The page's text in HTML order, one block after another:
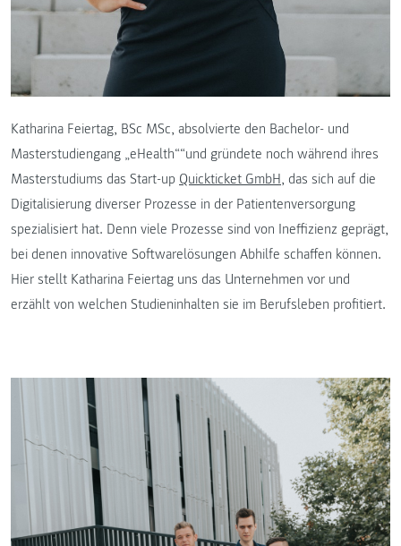
Katharina Feiertag, BSc MSc, absolvierte den Bachelor- und
Masterstudiengang „eHealth““und gründete noch während ihres
Masterstudiums das Start-up Quickticket GmbH, das sich auf die
Digitalisierung diverser Prozesse in der Patientenversorgung
spezialisiert hat. Denn viele Prozesse sind von Ineffizienz geprägt,
bei denen innovative Softwarelösungen Abhilfe schaffen können.
Hier stellt Katharina Feiertag uns das Unternehmen vor und
erzählt von welchen Studieninhalten sie im Berufsleben profitiert.